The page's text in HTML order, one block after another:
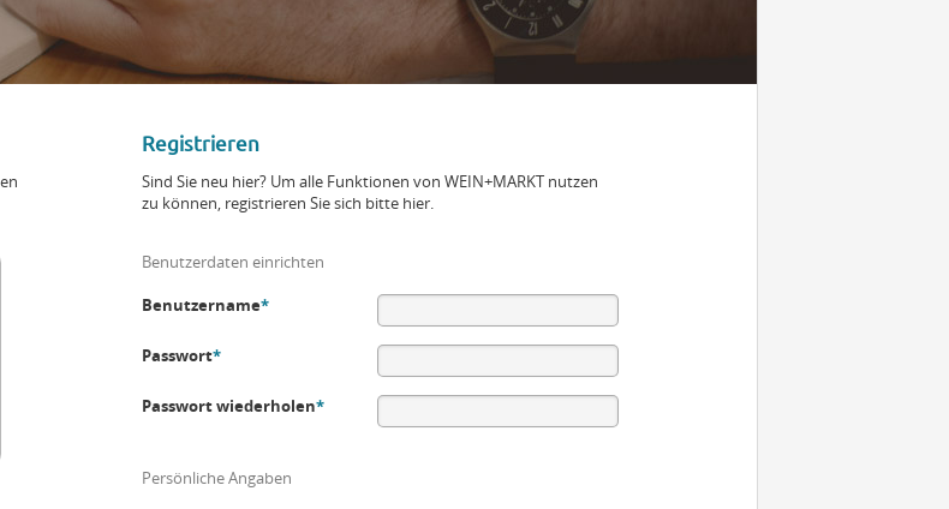
Registrieren
Sind Sie neu hier? Um alle Funktionen von WEIN+MARKT nutzen
zu können, registrieren Sie sich bitte hier.
Benutzerdaten einrichten
Benutzername*
Passwort*
Passwort wiederholen*
Persönliche Angaben